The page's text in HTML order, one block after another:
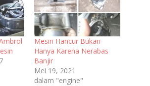
Mesin Hancur Bukan
Hanya Karena Nerabas
Banjir
Mei 19, 2021
dalam "engine"